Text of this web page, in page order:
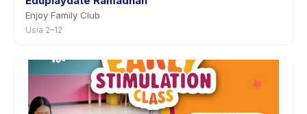
Enjoy Family Club
Usia 2–12